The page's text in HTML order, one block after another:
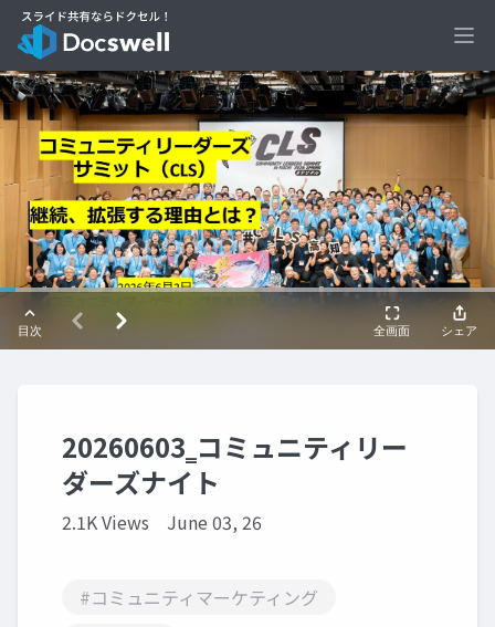
20260603‗コミュニティリー
ダーズナイト
2.1K Views June 03, 26
#コミュニティマーケティング